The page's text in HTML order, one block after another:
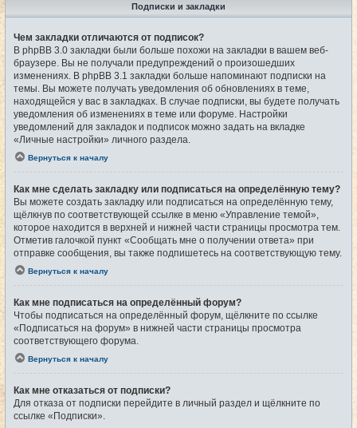
Подписки и закладки
Чем закладки отличаются от подписок?
В phpBB 3.0 закладки были больше похожи на закладки в вашем веб-
браузере. Вы не получали предупреждений о произошедших
изменениях. В phpBB 3.1 закладки больше напоминают подписки на
темы. Вы можете получать уведомления об обновлениях в теме,
находящейся у вас в закладках. В случае подписки, вы будете получать
уведомления об изменениях в теме или форуме. Настройки
уведомлений для закладок и подписок можно задать на вкладке
«Личные настройки» личного раздела.
Вернуться к началу
Как мне сделать закладку или подписаться на определённую тему?
Вы можете создать закладку или подписаться на определённую тему,
щёлкнув по соответствующей ссылке в меню «Управление темой»,
которое находится в верхней и нижней части страницы просмотра тем.
Отметив галочкой пункт «Сообщать мне о получении ответа» при
отправке сообщения, вы также подпишетесь на соответствующую тему.
Вернуться к началу
Как мне подписаться на определённый форум?
Чтобы подписаться на определённый форум, щёлкните по ссылке
«Подписаться на форум» в нижней части страницы просмотра
соответствующего форума.
Вернуться к началу
Как мне отказаться от подписки?
Для отказа от подписки перейдите в личный раздел и щёлкните по
ссылке «Подписки».